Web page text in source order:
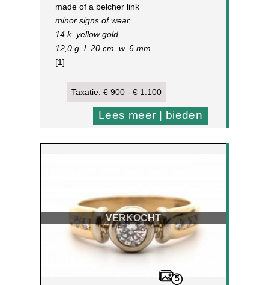
made of a belcher link
minor signs of wear
14 k. yellow gold
12,0 g, l. 20 cm, w. 6 mm
[1]
Taxatie: € 900 - € 1.100
Lees meer | bieden
VERKOCHT
5